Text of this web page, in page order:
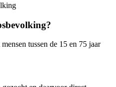
mensen tussen de 15 en 75 jaar